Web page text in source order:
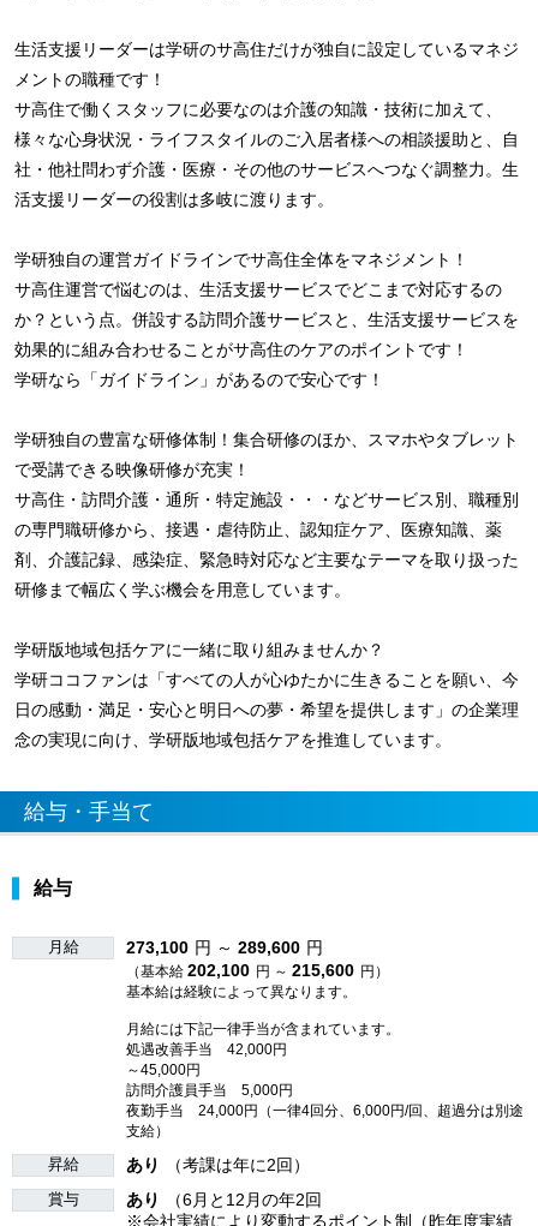
生活支援リーダーは学研のサ高住だけが独自に設定しているマネジ
メントの職種です！
サ高住で働くスタッフに必要なのは介護の知識・技術に加えて、
様々な心身状況・ライフスタイルのご入居者様への相談援助と、自
社・他社問わず介護・医療・その他のサービスへつなぐ調整力。生
活支援リーダーの役割は多岐に渡ります。
学研独自の運営ガイドラインでサ高住全体をマネジメント！
サ高住運営で悩むのは、生活支援サービスでどこまで対応するの
か？という点。併設する訪問介護サービスと、生活支援サービスを
効果的に組み合わせることがサ高住のケアのポイントです！
学研なら「ガイドライン」があるので安心です！
学研独自の豊富な研修体制！集合研修のほか、スマホやタブレット
で受講できる映像研修が充実！
サ高住・訪問介護・通所・特定施設・・・などサービス別、職種別
の専門職研修から、接遇・虐待防止、認知症ケア、医療知識、薬
剤、介護記録、感染症、緊急時対応など主要なテーマを取り扱った
研修まで幅広く学ぶ機会を用意しています。
学研版地域包括ケアに一緒に取り組みませんか？
学研ココファンは「すべての人が心ゆたかに生きることを願い、今
日の感動・満足・安心と明日への夢・希望を提供します」の企業理
念の実現に向け、学研版地域包括ケアを推進しています。
給与・手当て
給与
月給 273,100 円 ～ 289,600 円
（基本給 202,100 円 ～ 215,600 円）
基本給は経験によって異なります。
月給には下記一律手当が含まれています。
処遇改善手当 42,000円
～45,000円
訪問介護員手当 5,000円
夜勤手当 24,000円（一律4回分、6,000円/回、超過分は別途
支給）
昇給 あり （考課は年に2回）
賞与 あり
（6月と12月の年2回
※会社実績により変動するポイント制（昨年度実績